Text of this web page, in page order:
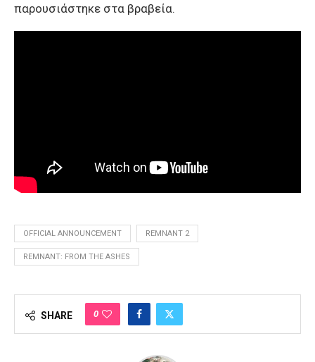
παρουσιάστηκε στα βραβεία.
OFFICIAL ANNOUNCEMENT REMNANT 2
REMNANT: FROM THE ASHES
SHARE 0